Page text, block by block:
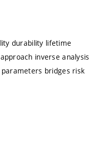
durability lifetime
inverse analysis
bridges risk